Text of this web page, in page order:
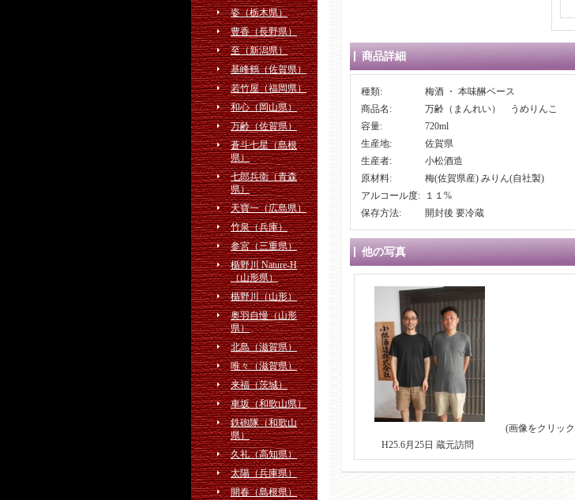
姿（栃木県）
豊香（長野県）
至（新潟県）
基峰鶴（佐賀県）
若竹屋（福岡県）
和心（岡山県）
万齢（佐賀県）
蒼斗七星（島根
県）
七郎兵衛（青森
県）
天寶一（広島県）
竹泉（兵庫）
参宮（三重県）
楯野川 Nature-H
（山形県）
楯野川（山形）
奥羽自慢（山形
県）
北島（滋賀県）
唯々（滋賀県）
来福（茨城）
車坂（和歌山県）
鉄砲隊（和歌山
県）
久礼（高知県）
太陽（兵庫県）
開春（島根県）
商品詳細
種類:
梅酒 ・ 本味醂ベース
商品名 :
万齢（まんれい） うめりんこ
容量:
720ml
生産地:
佐賀県
生産者:
小松酒造
原材料:
梅(佐賀県産) みりん(自社製)
アルコール度:
１１%
保存方法: 開封後 要冷蔵
他の写真
(画像をクリッ
H25.6月25日 蔵元訪問